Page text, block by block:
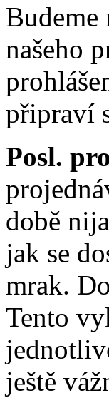
našeho
připraví
Posl.
době
jak se
mrak.
Tento
ještě